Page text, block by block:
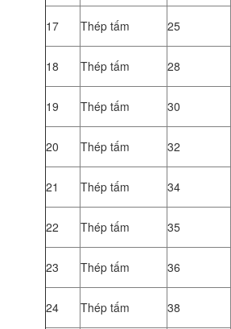
17 Thép tấm 25
18 Thép tấm 28
19 Thép tấm 30
20 Thép tấm 32
21 Thép tấm 34
22 Thép tấm 35
23 Thép tấm 36
24 Thép tấm 38